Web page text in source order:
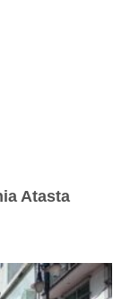
Atasta